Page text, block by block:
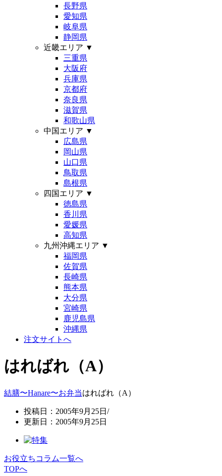
長野県
愛知県
岐阜県
静岡県
近畿エリア ▼
三重県
大阪府
兵庫県
京都府
奈良県
滋賀県
和歌山県
中国エリア ▼
広島県
岡山県
山口県
鳥取県
島根県
四国エリア ▼
徳島県
香川県
愛媛県
高知県
九州沖縄エリア ▼
福岡県
佐賀県
長崎県
熊本県
大分県
宮崎県
鹿児島県
沖縄県
注文サイトへ
はればれ（A）
結膳〜Hanare〜お弁当はればれ（A）
投稿日：2005年9月25日/
更新日：2005年9月25日
お役立ちコラム一覧へ
TOPへ